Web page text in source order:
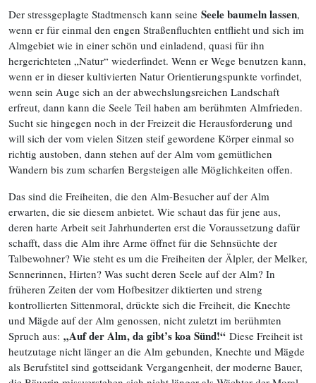
Der stressgeplagte Stadtmensch kann seine Seele baumeln lassen,
wenn er für einmal den engen Straßenfluchten entflieht und sich im
Almgebiet wie in einer schön und einladend, quasi für ihn
hergerichteten „Natur“ wiederfindet. Wenn er Wege benutzen kann,
wenn er in dieser kultivierten Natur Orientie­rungspunkte vorfindet,
wenn sein Auge sich an der abwechslungsreichen Landschaft
erfreut, dann kann die Seele Teil haben am berühmten Almfrieden.
Sucht sie hingegen noch in der Freizeit die Herausforderung und
will sich der vom vielen Sitzen steif gewordene Körper einmal so
richtig austoben, dann stehen auf der Alm vom gemütlichen
Wandern bis zum scharfen Bergsteigen alle Möglichkeiten offen.
Das sind die Freiheiten, die den Alm-Besucher auf der Alm
erwarten, die sie diesem anbietet. Wie schaut das für jene aus,
deren harte Arbeit seit Jahrhunderten erst die Voraussetzung dafür
schafft, dass die Alm ihre Arme öffnet für die Sehnsüchte der
Talbewohner? Wie steht es um die Freiheiten der Älpler, der Melker,
Sennerinnen, Hirten? Was sucht deren Seele auf der Alm? In
früheren Zeiten der vom Hofbesitzer diktierten und streng
kontrollierten Sittenmoral, drückte sich die Freiheit, die Knechte
und Mägde auf der Alm genossen, nicht zuletzt im berühmten
Spruch aus: „Auf der Alm, da gibt’s koa Sünd!“ Diese Freiheit ist
heutzutage nicht länger an die Alm gebunden, Knechte und Mägde
als Berufstitel sind gottseidank Vergangenheit, der moderne Bauer,